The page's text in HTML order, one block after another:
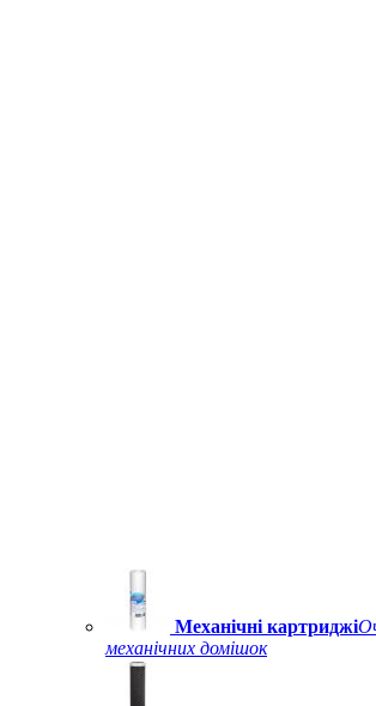
Механічні картриджі
механічних домішок